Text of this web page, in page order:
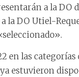
a la DO
la DO Utiel-
en las categorías
estuvieron